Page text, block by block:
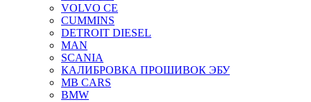
VOLVO CE
CUMMINS
DETROIT DIESEL
MAN
SCANIA
КАЛИБРОВКА ПРОШИВОК ЭБУ
MB CARS
BMW